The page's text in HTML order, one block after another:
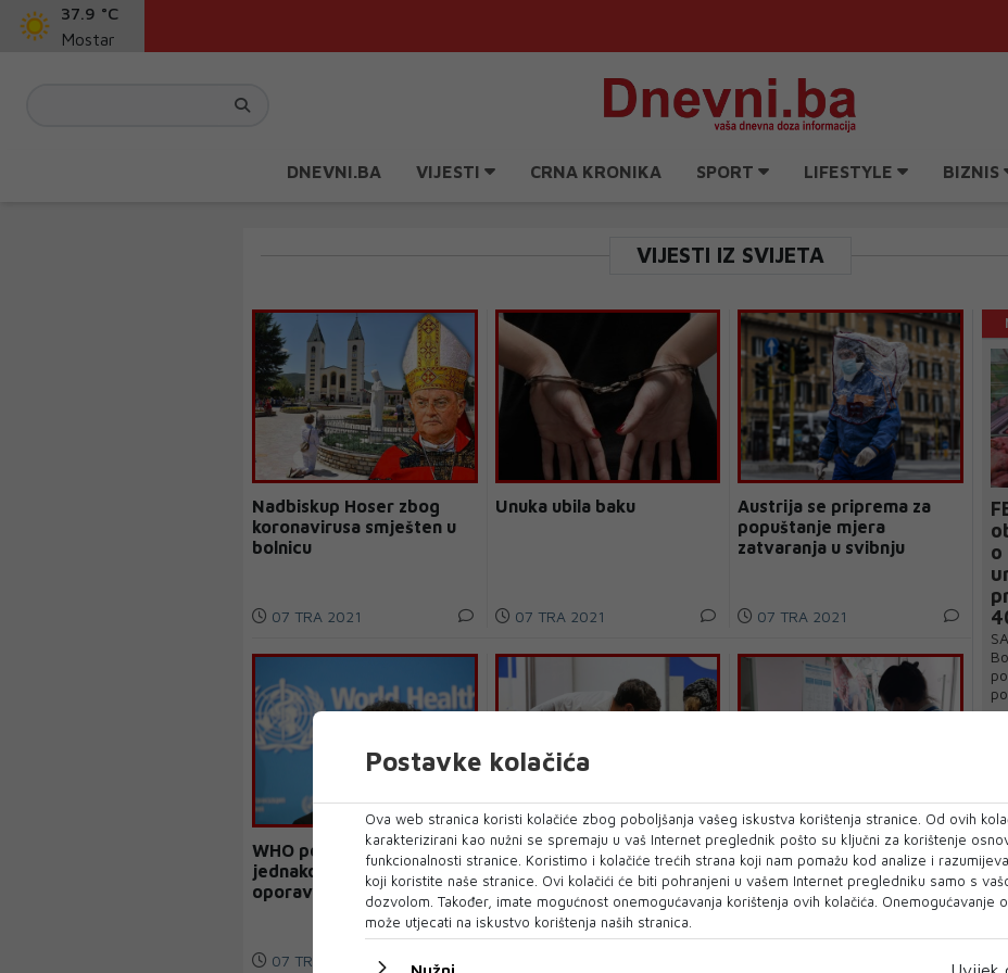
37.9 °C
Mostar
DNEVNI.BA VIJESTI CRNA KRONIKA SPORT LIFESTYLE BIZNIS
VIJESTI IZ SVIJETA
Nadbiskup Hoser zbog
koronavirusa smješten u
bolnicu
07 TRA 2021
Unuka ubila baku
07 TRA 2021
Austrija se priprema za
popuštanje mjera
zatvaranja u svibnju
07 TRA 2021
WHO poziva vlade da
jednakost stave u središte
oporavka od COVID-19
07 TRA 2021
Cijepljeno 4,75 posto
svjetske populacije,
ponovni porast covid
infekcija
Provjera AstraZenecinog
cjepiva traje i dalje
o
Postavke kolačića
Ova web stranica koristi kolačiće zbog poboljšanja vašeg iskustva korištenja stranice. Od ovih
karakterizirani kao nužni se spremaju u vaš Internet preglednik pošto su ključni za korištenje
funkcionalnosti stranice. Koristimo i kolačiće trećih strana koji nam pomažu kod analize i
koji koristite naše stranice. Ovi kolačići će biti pohranjeni u vašem Internet pregledniku samo s
dozvolom. Također, imate mogućnost onemogućavanja korištenja ovih kolačića. Onemogućavanje
može utjecati na iskustvo korištenja naših stranica.